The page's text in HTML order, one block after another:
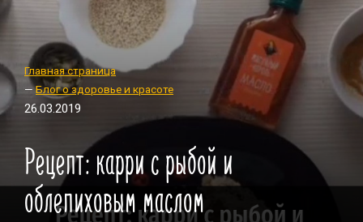
Главная страница
—Блог о здоровье и красоте
26.03.2019
Рецепт: карри с рыбой и
облепиховым маслом